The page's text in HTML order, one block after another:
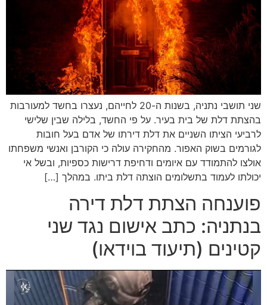
שני תושבי נתניה, בשנות ה-20 לחייהם, נעצרו בחשד למעורבות
בהצתת דלת של בית בעיר. על פי החשד, בלילה שבין שלישי
לרביעי הציתו השניים את דלת דירתו של אדם בעל חובות
לגורמים בשוק האפור. מהחקירה עולה כי הקורבן ואנשי משפחתו
אולצו להתמודד עם איומים ודחיפת דרישות כספיות, ובשל אי
יכולתו לעמוד בתשלומים הוצתה דלת ביתו. במהלך […]
פוענחה הצתת דלת דירה
בנתניה: כתב אישום נגד שני
קטינים (תיעוד בוידאו)